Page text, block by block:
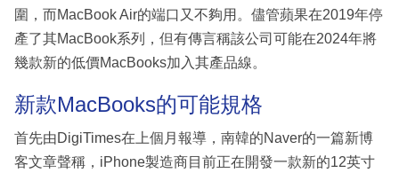
圍，而MacBook Air的端口又不夠用。儘管蘋果在2019年停
產了其MacBook系列，但有傳言稱該公司可能在2024年將
幾款新的低價MacBooks加入其產品線。
新款MacBooks的可能規格
首先由DigiTimes在上個月報導，南韓的Naver的一篇新博
客文章聲稱，iPhone製造商目前正在開發一款新的12英寸